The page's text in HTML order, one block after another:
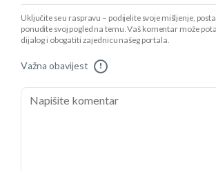
Uključite se u raspravu – podijelite svoje mišljenje,
ponudite svoj pogled na temu. Vaš komentar može
dijalog i obogatiti zajednicu našeg portala.
Važna obavijest !